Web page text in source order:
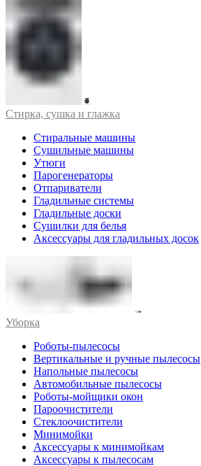
Стирка, сушка и глажка
Стиральные машины
Сушильные машины
Утюги
Парогенераторы
Отпариватели
Гладильные системы
Гладильные доски
Сушилки для белья
Аксессуары для гладильных досок
Уборка
Роботы-пылесосы
Вертикальные и ручные пылесосы
Напольные пылесосы
Автомобильные пылесосы
Роботы-мойщики окон
Пароочистители
Стеклоочистители
Минимойки
Аксессуары к минимойкам
Аксессуары к пылесосам